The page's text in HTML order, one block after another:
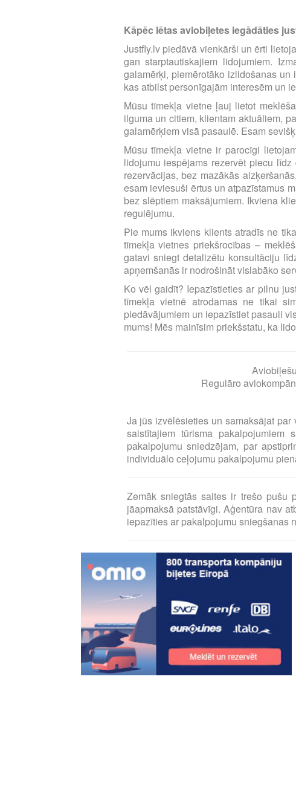
Kāpēc lētas aviobiļetes iegādāties
Justfly.lv piedāvā vienkārši un ērti
gan starptautiskajiem lidojumiem.
galamērķi, piemērotāko izlidošanas
kas atbilst personīgajām interesēm un
Mūsu tīmekļa vietne ļauj lietot
ilguma un citiem, klientam aktuāliem,
galamērķiem visā pasaulē. Esam
Mūsu tīmekļa vietne ir parocīgi
lidojumu iespējams rezervēt piecu
rezervācijas, bez mazākās
esam ieviesuši ērtus un atpazīstamus
bez slēptiem maksājumiem. Ikviena
regulējumu.
Pie mums ikviens klients atradīs ne
tīmekļa vietnes priekšrocības –
gatavi sniegt detalizētu konsultāciju
apņemšanās ir nodrošināt vislabāko
Ko vēl gaidīt? Iepazīstieties ar pilnu
tīmekļa vietnē atrodamas ne tikai
piedāvājumiem un iepazīstiet pasauli
mums! Mēs mainīsim priekšstatu, ka
Regulāro
Ja jūs izvēlēsieties un samaksājat
saistītajiem tūrisma
pakalpojumu sniedzējam, par
individuālo ceļojumu pakalpojumu
Zemāk sniegtās saites ir trešo pušu
jāapmaksā patstāvīgi. Aģentūra nav
iepazīties ar pakalpojumu sniegšanas